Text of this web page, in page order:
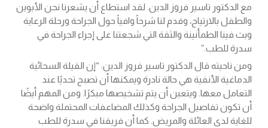
مع الدكتور تاسير فروز الدين. لقد استطاع أن يشعرنا نحن الأبوين
والطفل بالارتياح، وقدم لنا شرحاً وافياً حول الجراحة ورحلة الرعاية
وبث فينا الطمأنينة والثقة التي شجعتنا على إجراء الجراحة في
سدرة للطب.”
ومن ناحيته قال الدكتور تاسير فروز الدين: “إن القيلة السحائية
الدماغية الأنفية هي حالة نادرة ويمكنها أن تصبح تحديًا عند
التعامل معها. ويتعين أن يتم تشخيصها مبكرًا. ومن المهم أيضًا
أن تكون تفاصيل الجراحة وكذلك المضاعفات المحتملة واضحة
للغاية لدى العائلة والمريض. كما أن فريقنا في سدرة للطب